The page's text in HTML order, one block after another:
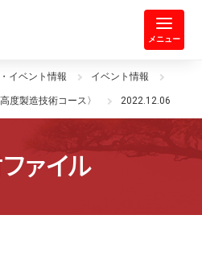
和田商工会議所 | 人・祭り・城。
メニュー
イベント情報 イベント情報
度製造技術コース〉 2022.12.06
ァイル